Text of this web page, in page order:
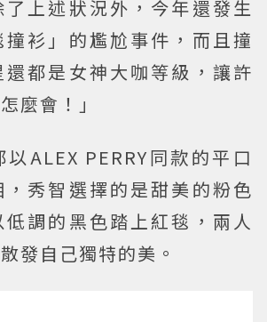
上述狀況外，今年還發生
衫」的尷尬事件，而且撞
都是女神大咖等級，讓許
麼會！」
ALEX PERRY同款的平口
秀智選擇的是甜美的粉色
調的黑色踏上紅毯，兩人
發自己獨特的美。